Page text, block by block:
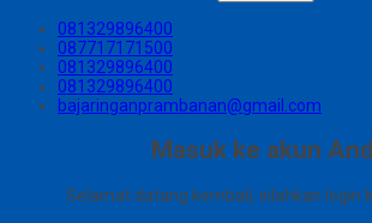
081329896400
087717171500
081329896400
081329896400
bajaringanprambanan@gmail.com
Masuk ke akun
Selamat datang kembali, silahkan login